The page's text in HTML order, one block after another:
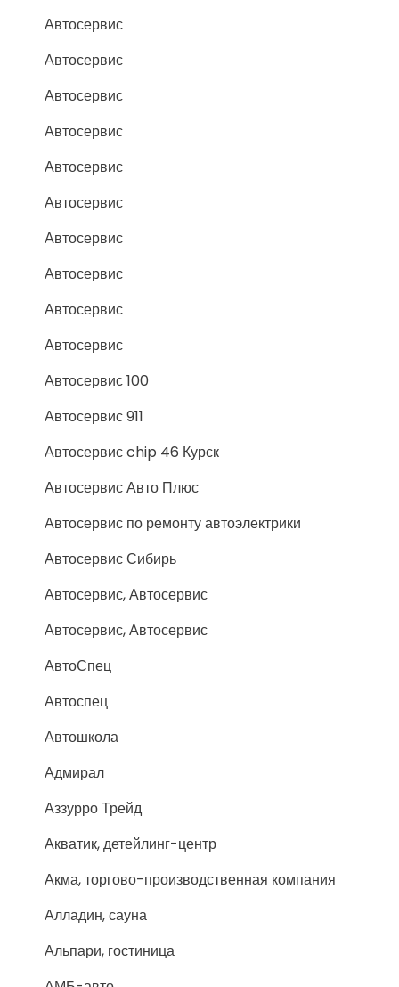
Автосервис
Автосервис
Автосервис
Автосервис
Автосервис
Автосервис
Автосервис
Автосервис
Автосервис
Автосервис
Автосервис 100
Автосервис 911
Автосервис chip 46 Курск
Автосервис Авто Плюс
Автосервис по ремонту автоэлектрики
Автосервис Сибирь
Автосервис, Автосервис
Автосервис, Автосервис
АвтоСпец
Автоспец
Автошкола
Адмирал
Аззурро Трейд
Акватик, детейлинг-центр
Акма, торгово-производственная компания
Алладин, сауна
Альпари, гостиница